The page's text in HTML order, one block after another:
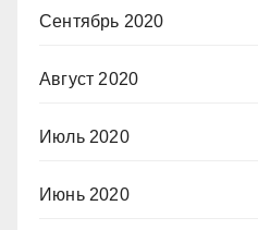
Сентябрь 2020
Август 2020
Июль 2020
Июнь 2020